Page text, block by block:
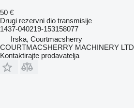
50 €
Drugi rezervni dio transmisije
1437-040219-153158077
Irska, Courtmacsherry
COURTMACSHERRY MACHINERY LTD
Kontaktirajte prodavatelja